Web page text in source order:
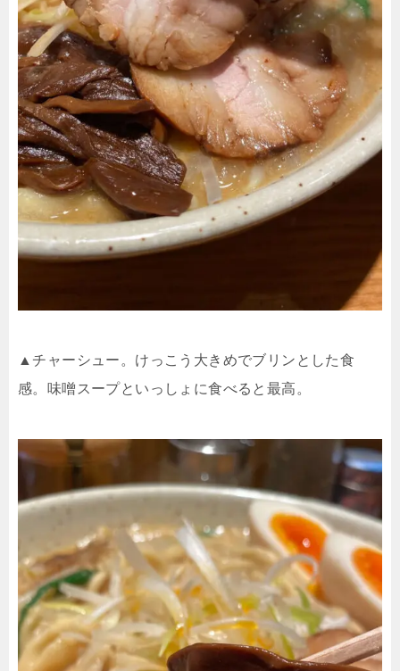
▲チャーシュー。けっこう大きめでブリンとした食
感。味噌スープといっしょに食べると最高。